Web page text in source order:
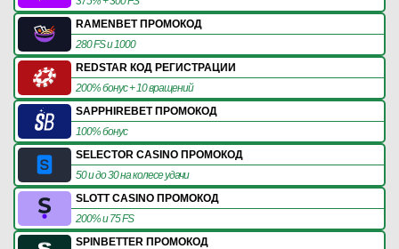
RAMENBET ПРОМОКОД
280 FS и 1000
REDSTAR КОД РЕГИСТРАЦИИ
200% бонус + 10 вращений
SAPPHIREBET ПРОМОКОД
100% бонус
SELECTOR CASINO ПРОМОКОД
50 и до 30 на колесе удачи
SLOTT CASINO ПРОМОКОД
200% и 75 FS
SPINBETTER ПРОМОКОД